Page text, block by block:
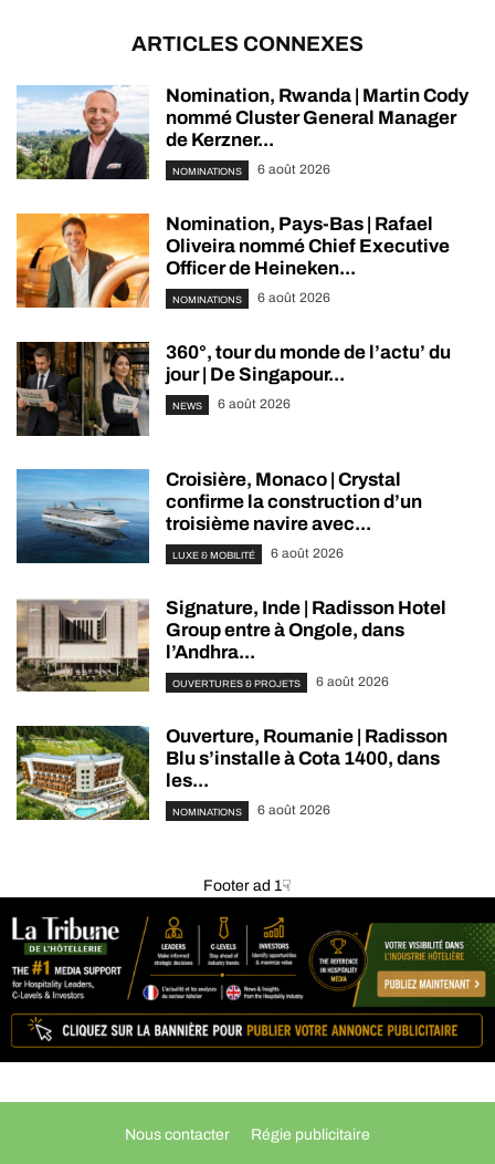
ARTICLES CONNEXES
Nomination, Rwanda | Martin Cody
nommé Cluster General Manager
de Kerzner...
NOMINATIONS 6 août 2026
Nomination, Pays-Bas | Rafael
Oliveira nommé Chief Executive
Officer de Heineken...
NOMINATIONS 6 août 2026
360°, tour du monde de l’actu’ du
jour | De Singapour...
NEWS 6 août 2026
Croisière, Monaco | Crystal
confirme la construction d’un
troisième navire avec...
LUXE & MOBILITÉ 6 août 2026
Signature, Inde | Radisson Hotel
Group entre à Ongole, dans
l’Andhra...
OUVERTURES & PROJETS 6 août 2026
Ouverture, Roumanie | Radisson
Blu s’installe à Cota 1400, dans
les...
NOMINATIONS 6 août 2026
Footer ad 1☟
Nous contacter Régie publicitaire